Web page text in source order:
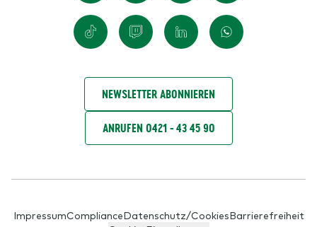
NEWSLETTER ABONNIEREN
ANRUFEN 0421 - 43 45 90
ImpressumComplianceDatenschutz/CookiesBarrierefreiheit